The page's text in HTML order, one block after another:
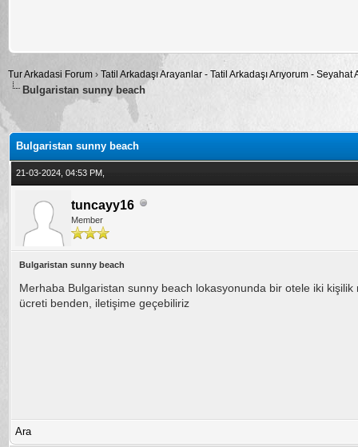
Tur Arkadasi Forum › Tatil Arkadaşı Arayanlar - Tatil Arkadaşı Arıyorum -
Bulgaristan sunny beach
0
Bulgaristan sunny beach
21-03-2024, 04:53 PM,
tuncayy16
Member
Bulgaristan sunny beach
Merhaba Bulgaristan sunny beach lokasyonunda bir otele iki
ücreti benden, iletişime geçebiliriz
Ara